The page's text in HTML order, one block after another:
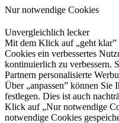
Nur notwendige Cookies
Unvergleichlich lecker
Mit dem Klick auf „geht klar”
Cookies ein verbessertes
kontinuierlich zu verbessern.
Partnern personalisierte
Über „anpassen” können Sie
festlegen. Dies ist auch
Klick auf „Nur notwendige
notwendige Cookies